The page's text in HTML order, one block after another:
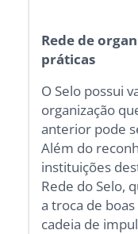
Rede de
práticas
O Selo possui
organização
anterior pode
Além do
instituições
Rede do Selo,
a troca de
cadeia de